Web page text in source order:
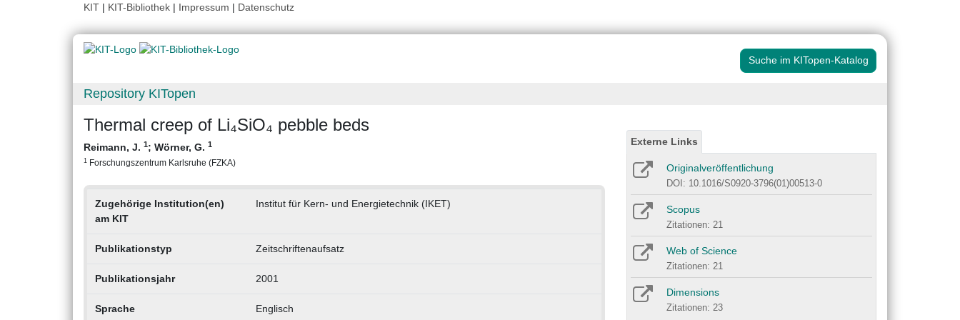
KIT | KIT-Bibliothek | Impressum | Datenschutz
Suche im KITopen-Katalog
Repository KITopen
Thermal creep of Li₄SiO₄ pebble beds
Reimann, J. 1; Wörner, G. 1
1 Forschungszentrum Karlsruhe (FZKA)
Zugehörige Institution(en)
am KIT
Institut für Kern- und Energietechnik (IKET)
Publikationstyp Zeitschriftenaufsatz
Publikationsjahr 2001
Sprache Englisch
Externe Links
Originalveröffentlichung
DOI: 10.1016/S0920-3796(01)00513-0
Scopus
Zitationen: 21
Web of Science
Zitationen: 21
Dimensions
Zitationen: 23